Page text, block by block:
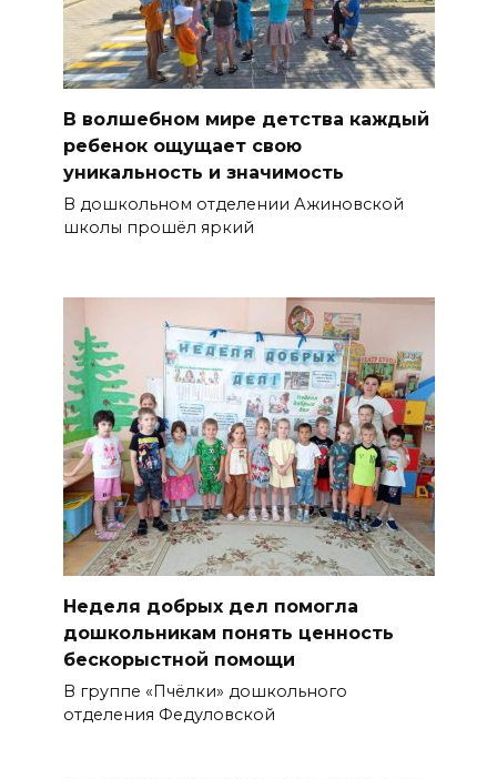
В волшебном мире детства каждый
ребенок ощущает свою
уникальность и значимость
В дошкольном отделении Ажиновской
школы прошёл яркий
Неделя добрых дел помогла
дошкольникам понять ценность
бескорыстной помощи
В группе «Пчёлки» дошкольного
отделения Федуловской